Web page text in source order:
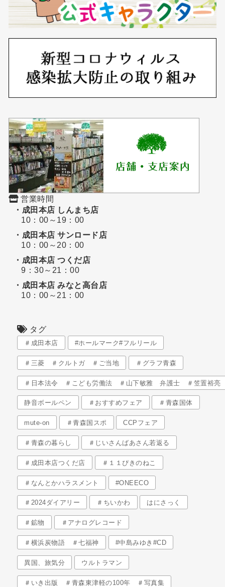
営業時間
・成田本店 しんまち店
10：00～19：00
・成田本店 サンロード店
10：00～20：00
・成田本店 つくだ店
9：30～21：00
・成田本店 みなと高台店
10：00～21：00
タグ
＃成田本店 #ホールマーク#フルリール
＃三菱 ＃クルトガ ＃ご当地 ＃グラフ青森
＃日本法令 ＃こども労働法 ＃山下敏雅 弁護士 ＃笠置裕亮
静音ボールペン ＃おすすめフェア ＃青森国体
mute-on ＃青森国スポ CCPフェア
＃青森の暮らし ＃じいさんばあさん若返る
＃成田本店つくだ店 ＃１１ぴきのねこ
＃なんとかハラスメント #ONEECO
＃2024ダイアリー ＃ちいかわ はにさっく
＃鉱物 ＃アナログレコード
＃横浜炭物語 ＃七福神 #中島みゆき#CD
異国、旅気分 ウルトラマン
＃いき出版 ＃青森東津軽の100年 ＃写真集